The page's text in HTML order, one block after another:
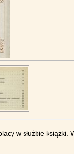
w służbie książki.